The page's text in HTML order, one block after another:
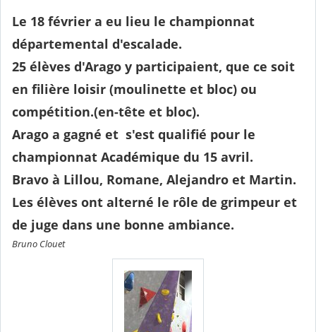
Le 18 février a eu lieu le championnat
départemental d'escalade.
25 élèves d'Arago y participaient, que ce soit
en filière loisir (moulinette et bloc) ou
compétition.(en-tête et bloc).
Arago a gagné et s'est qualifié pour le
championnat Académique du 15 avril.
Bravo à Lillou, Romane, Alejandro et Martin.
Les élèves ont alterné le rôle de grimpeur et
de juge dans une bonne ambiance.
Bruno Clouet